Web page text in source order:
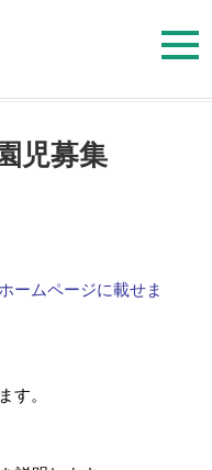
児募集
ームページに載せま
す。